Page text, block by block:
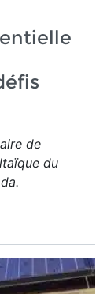
de
du